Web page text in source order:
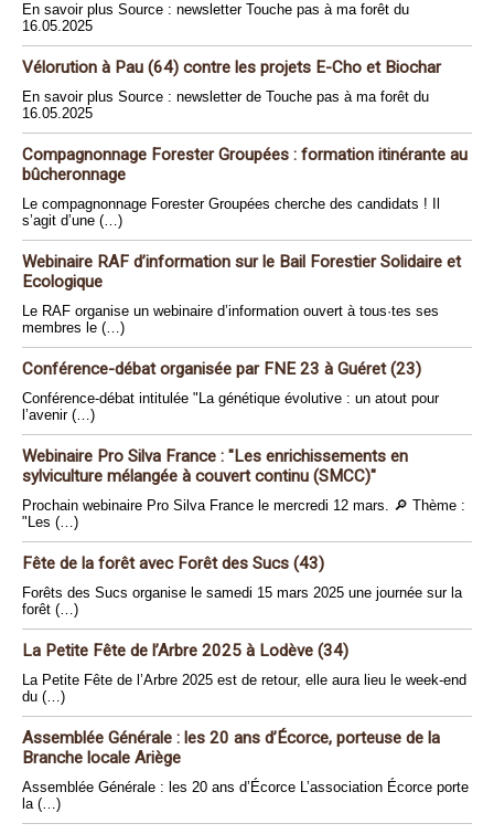
En savoir plus Source : newsletter Touche pas à ma forêt du
16.05.2025
Vélorution à Pau (64) contre les projets E-Cho et Biochar
En savoir plus Source : newsletter de Touche pas à ma forêt du
16.05.2025
Compagnonnage Forester Groupées : formation itinérante au
bûcheronnage
Le compagnonnage Forester Groupées cherche des candidats ! Il
s’agit d’une (…)
Webinaire RAF d’information sur le Bail Forestier Solidaire et
Ecologique
Le RAF organise un webinaire d’information ouvert à tous·tes ses
membres le (…)
Conférence-débat organisée par FNE 23 à Guéret (23)
Conférence-débat intitulée "La génétique évolutive : un atout pour
l’avenir (…)
Webinaire Pro Silva France : "Les enrichissements en
sylviculture mélangée à couvert continu (SMCC)"
Prochain webinaire Pro Silva France le mercredi 12 mars. 🔎 Thème :
"Les (…)
Fête de la forêt avec Forêt des Sucs (43)
Forêts des Sucs organise le samedi 15 mars 2025 une journée sur la
forêt (…)
La Petite Fête de l’Arbre 2025 à Lodève (34)
La Petite Fête de l’Arbre 2025 est de retour, elle aura lieu le week-end
du (…)
Assemblée Générale : les 20 ans d’Écorce, porteuse de la
Branche locale Ariège
Assemblée Générale : les 20 ans d’Écorce L’association Écorce porte
la (…)